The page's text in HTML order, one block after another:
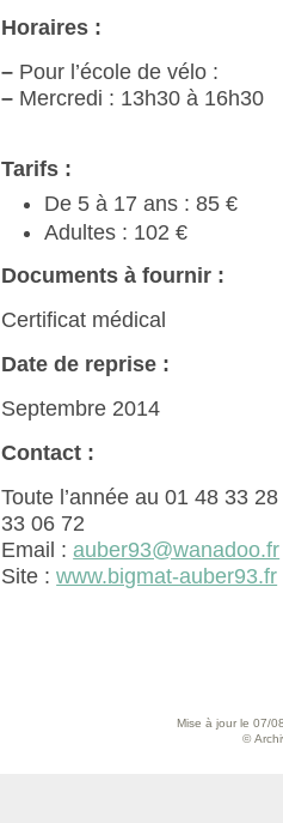
Horaires :
– Pour l’école de vélo :
– Mercredi : 13h30 à 16h30
Tarifs :
De 5 à 17 ans : 85 €
Adultes : 102 €
Documents à fournir :
Certificat médical
Date de reprise :
Septembre 2014
Contact :
Toute l’année au 01 48 33
33 06 72
Email :auber93@wanadoo.fr
Site :www.bigmat-auber93.fr
Mise à jour le 07/
©